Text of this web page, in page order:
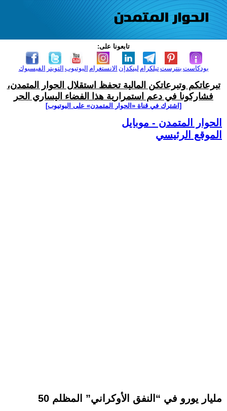
تابعونا على:
الفيسبوك التويتر اليوتيوب الانستغرام لينكدإن تيلكرامبنترست بودكاست
تبرعاتكم وتبرعاتكن المالية تحفظ استقلال الحوار المتمدن،
فشاركونا في دعم استمرارية هذا الفضاء اليساري الحر
[اشترك في قناة ‫«الحوار المتمدن» على اليوتيوب]
الحوار المتمدن - موبايل
الموقع الرئيسي
50 مليار يورو في “النفق الأوكراني” المظلم